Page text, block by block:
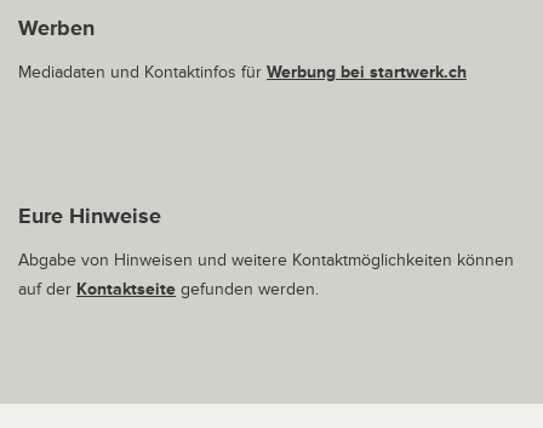
Werben
Mediadaten und Kontaktinfos für Werbung bei startwerk.ch
Eure Hinweise
Abgabe von Hinweisen und weitere Kontaktmöglichkeiten können
auf der Kontaktseite gefunden werden.